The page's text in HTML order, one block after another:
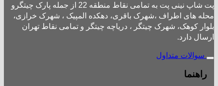
پت شاپ نینی پت به تمامی نقاط منطقه 22 از جمله پارک چیتگرو
محله های اطراف ،شهرک باقری، دهکده المپیک ، شهرک خرازی،
بلوار کوهک، شهرک چیتگر ، دریاچه چیتگر و تمامی نقاط تهران
ارسال دارد.
سوالات متداول
راهنما